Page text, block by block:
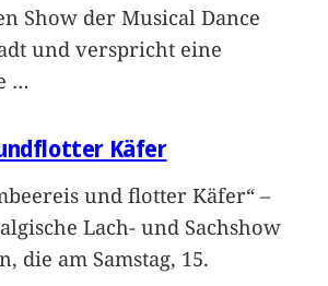
Show der Musical Dance
und verspricht eine
…
Käfer
und flotter Käfer“ –
Lach- und Sachshow
die am Samstag, 15.